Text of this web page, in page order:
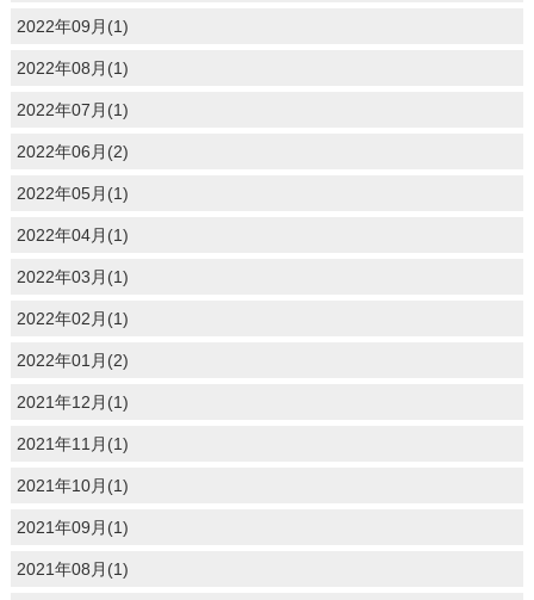
2022年09月(1)
2022年08月(1)
2022年07月(1)
2022年06月(2)
2022年05月(1)
2022年04月(1)
2022年03月(1)
2022年02月(1)
2022年01月(2)
2021年12月(1)
2021年11月(1)
2021年10月(1)
2021年09月(1)
2021年08月(1)